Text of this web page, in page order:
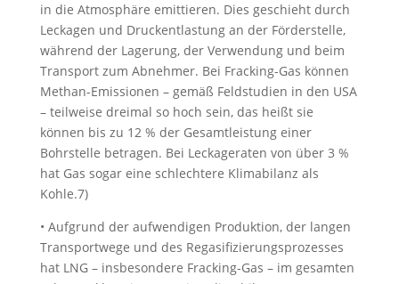
in die Atmosphäre emittieren. Dies geschieht durch
Leckagen und Druckentlastung an der Förderstelle,
während der Lagerung, der Verwendung und beim
Transport zum Abnehmer. Bei Fracking-Gas können
Methan-Emissionen – gemäß Feldstudien in den USA
– teilweise dreimal so hoch sein, das heißt sie
können bis zu 12 % der Gesamtleistung einer
Bohrstelle betragen. Bei Leckageraten von über 3 %
hat Gas sogar eine schlechtere Klimabilanz als
Kohle.7)
• Aufgrund der aufwendigen Produktion, der langen
Transportwege und des Regasifizierungsprozesses
hat LNG – insbesondere Fracking-Gas – im gesamten